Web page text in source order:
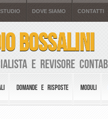
DOVE SIAMO CONTATTI
BOSSALINI
e Revisore
DOMANDE E RISPOSTE MODULI